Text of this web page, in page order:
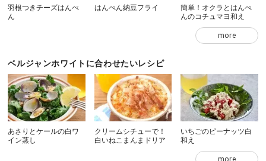
羽根つきチーズはんぺ
ん
はんぺん納豆フライ
簡単！オクラとはんぺ
んのコチュマヨ和え
more
ベルジャンホワイトに合わせたいレシピ
あさりとケールの白ワ
イン蒸し
クリームシチューで！
白いねこまんまドリア
いちごのピーナッツ白
和え
more